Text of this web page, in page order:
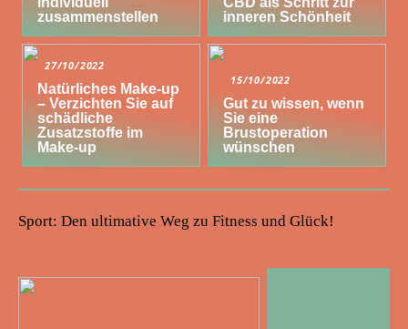
zusammenstellen
inneren Schönheit
27/10/2022
Natürliches Make-up
– Verzichten Sie auf
schädliche
Zusatzstoffe im
Make-up
15/10/2022
Gut zu wissen, wenn
Sie eine
Brustoperation
wünschen
Sport: Den ultimative Weg zu Fitness und Glück!